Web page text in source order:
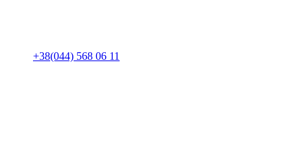
+38(044) 568 06 11